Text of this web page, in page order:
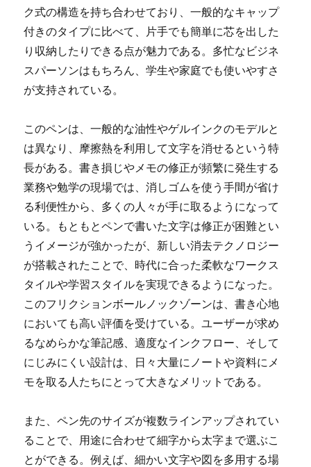
ク式の構造を持ち合わせており、一般的なキャップ
付きのタイプに比べて、片手でも簡単に芯を出した
り収納したりできる点が魅力である。多忙なビジネ
スパーソンはもちろん、学生や家庭でも使いやすさ
が支持されている。
このペンは、一般的な油性やゲルインクのモデルと
は異なり、摩擦熱を利用して文字を消せるという特
長がある。書き損じやメモの修正が頻繁に発生する
業務や勉学の現場では、消しゴムを使う手間が省け
る利便性から、多くの人々が手に取るようになって
いる。もともとペンで書いた文字は修正が困難とい
うイメージが強かったが、新しい消去テクノロジー
が搭載されたことで、時代に合った柔軟なワークス
タイルや学習スタイルを実現できるようになった。
このフリクションボールノックゾーンは、書き心地
においても高い評価を受けている。ユーザーが求め
るなめらかな筆記感、適度なインクフロー、そして
にじみにくい設計は、日々大量にノートや資料にメ
モを取る人たちにとって大きなメリットである。
また、ペン先のサイズが複数ラインアップされてい
ることで、用途に合わせて細字から太字まで選ぶこ
とができる。例えば、細かい文字や図を多用する場